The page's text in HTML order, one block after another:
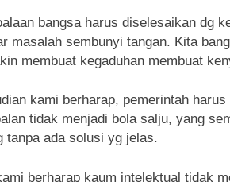
bangsa harus diselesaikan dg
masalah sembunyi tangan. Kita
membuat kegaduhan membuat
kami berharap, pemerintah
tidak menjadi bola salju, yang
tanpa ada solusi yg jelas.
berharap kaum intelektual tidak